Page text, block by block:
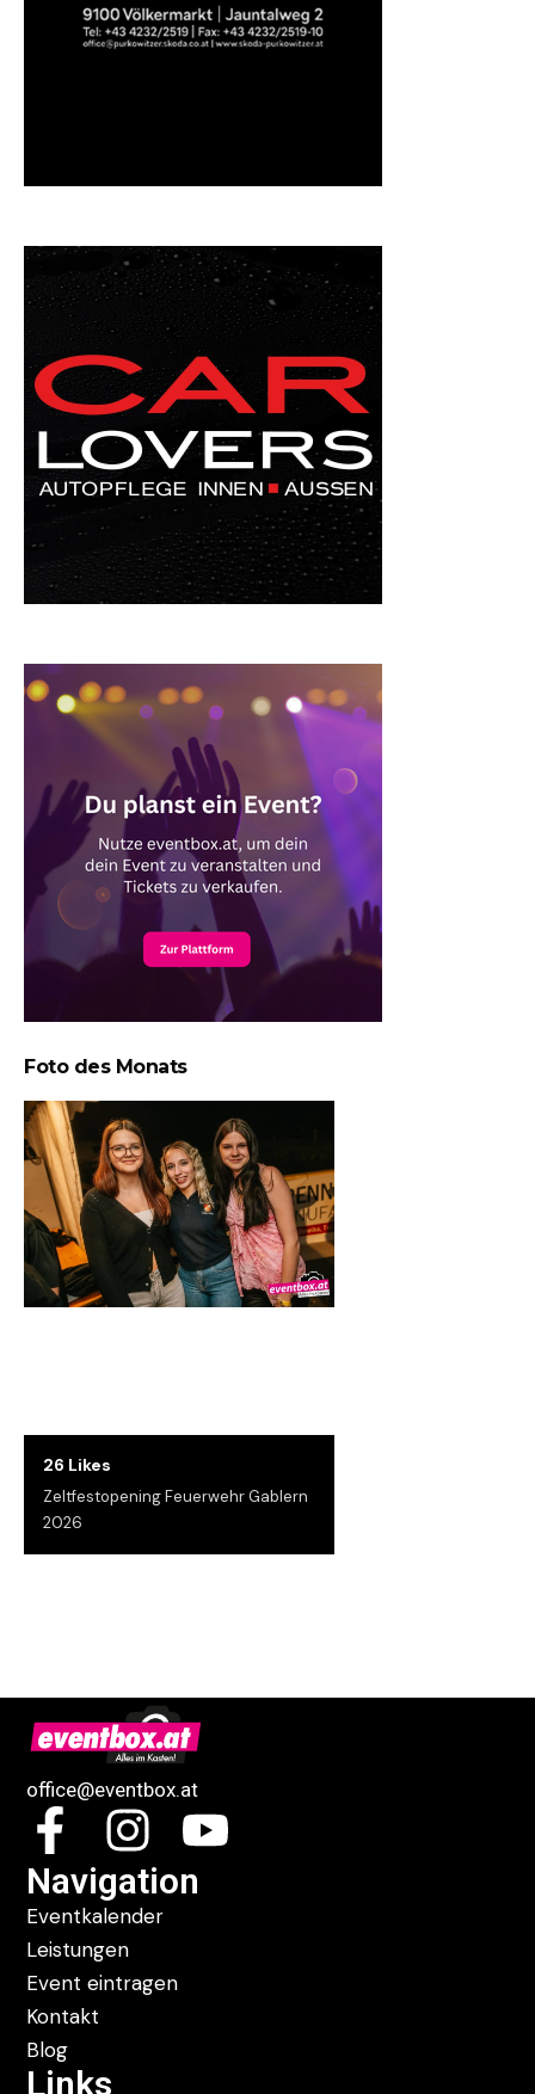
Foto des Monats
26 Likes
Zeltfestopening Feuerwehr Gablern
2026
office@eventbox.at
Navigation
Eventkalender
Leistungen
Event eintragen
Kontakt
Blog
Links